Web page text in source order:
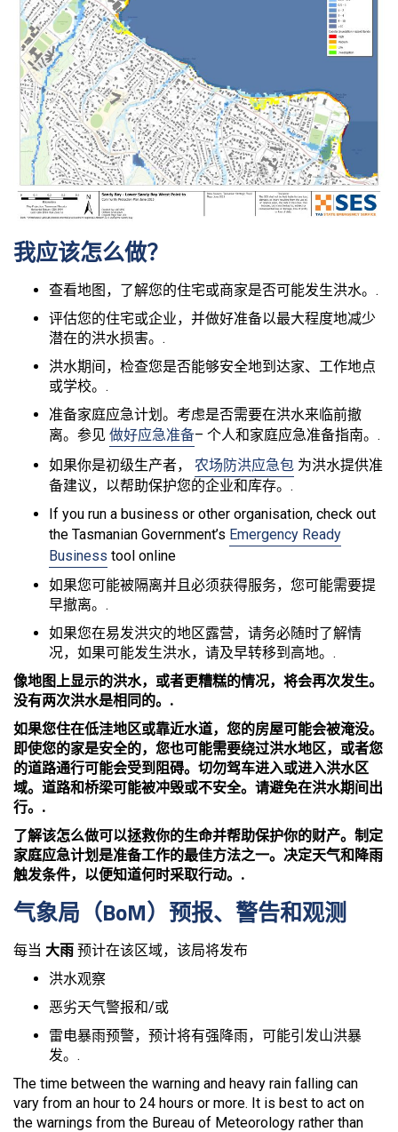
我应该怎么做？
查看地图，了解您的住宅或商家是否可能发生洪水。.
评估您的住宅或企业，并做好准备以最大程度地减少
潜在的洪水损害。.
洪水期间，检查您是否能够安全地到达家、工作地点
或学校。.
准备家庭应急计划。考虑是否需要在洪水来临前撤
离。参见 做好应急准备– 个人和家庭应急准备指南。.
如果你是初级生产者， 农场防洪应急包 为洪水提供准
备建议，以帮助保护您的企业和库存。.
If you run a business or other organisation, check out
the Tasmanian Government’s Emergency Ready
Business tool online
如果您可能被隔离并且必须获得服务，您可能需要提
早撤离。.
如果您在易发洪灾的地区露营，请务必随时了解情
况，如果可能发生洪水，请及早转移到高地。.
像地图上显示的洪水，或者更糟糕的情况，将会再次发生。
没有两次洪水是相同的。.
如果您住在低洼地区或靠近水道，您的房屋可能会被淹没。
即使您的家是安全的，您也可能需要绕过洪水地区，或者您
的道路通行可能会受到阻碍。切勿驾车进入或进入洪水区
域。道路和桥梁可能被冲毁或不安全。请避免在洪水期间出
行。.
了解该怎么做可以拯救你的生命并帮助保护你的财产。制定
家庭应急计划是准备工作的最佳方法之一。决定天气和降雨
触发条件，以便知道何时采取行动。.
气象局（BoM）预报、警告和观测
每当 大雨 预计在该区域，该局将发布
洪水观察
恶劣天气警报和/或
雷电暴雨预警，预计将有强降雨，可能引发山洪暴
发。.
The time between the warning and heavy rain falling can
vary from an hour to 24 hours or more. It is best to act on
the warnings from the Bureau of Meteorology rather than